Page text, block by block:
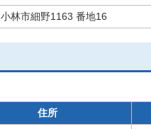
小林市細野1163 番地16
住所